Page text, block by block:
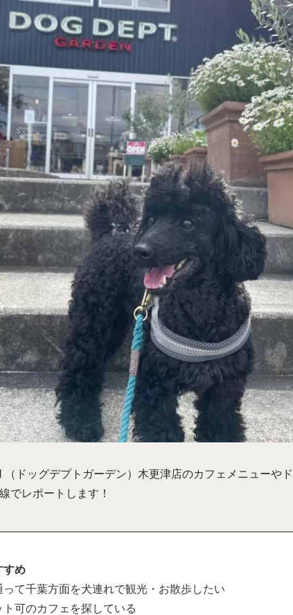
ドッグデプトガーデン）木更津店のカフェメニューや
でレポートします！
すめ
って千葉方面を犬連れで観光・お散歩したい
ト可のカフェを探している